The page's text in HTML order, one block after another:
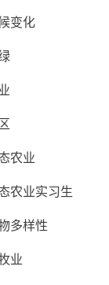
变化
农业
农业实习生
多样性
业